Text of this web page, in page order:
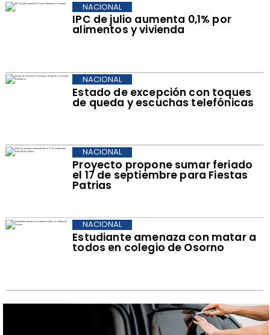
IPC de julio aumenta 0,1% por
alimentos y vivienda
NACIONAL
Estado de excepción con toques
de queda y escuchas telefónicas
NACIONAL
Proyecto propone sumar feriado
el 17 de septiembre para Fiestas
Patrias
NACIONAL
Estudiante amenaza con matar a
todos en colegio de Osorno
NACIONAL